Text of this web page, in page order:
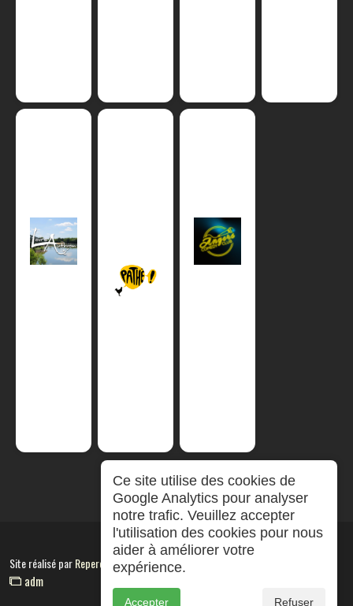
Site réalisé parRepereCom
adm
Ce site utilise des cookies de
Google Analytics pour analyser
notre trafic. Veuillez accepter
l'utilisation des cookies pour nous
aider à améliorer votre
expérience.
Accepter Refuser